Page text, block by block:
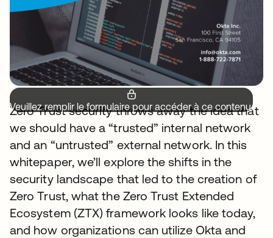
Veuillez remplir le formulaire pour accéder à ce contenu.
Zero Trust security throws away the idea that
we should have a “trusted” internal network
and an “untrusted” external network. In this
whitepaper, we’ll explore the shifts in the
security landscape that led to the creation of
Zero Trust, what the Zero Trust Extended
Ecosystem (ZTX) framework looks like today,
and how organizations can utilize Okta and